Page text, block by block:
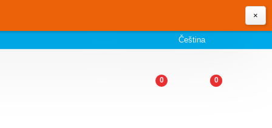
×
Čeština
0 0